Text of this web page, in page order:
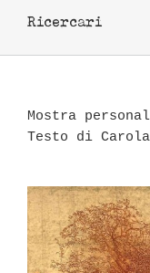
Ricercari
Mostra
Testo di